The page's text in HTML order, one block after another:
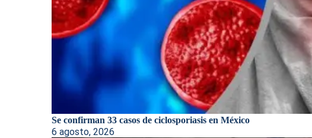
Se confirman 33 casos de ciclosporiasis en México
6 agosto, 2026